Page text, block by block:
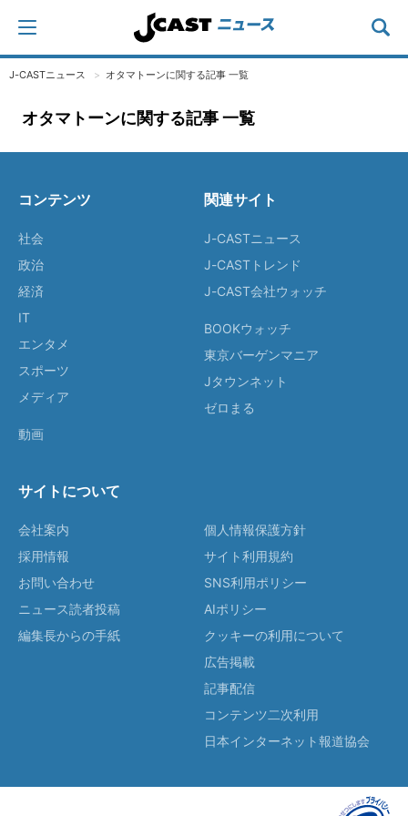
J-CASTニュース オタマトーンに関する記事 一覧
オタマトーンに関する記事 一覧
コンテンツ
社会
政治
経済
IT
エンタメ
スポーツ
メディア
動画
関連サイト
J-CASTニュース
J-CASTトレンド
J-CAST会社ウォッチ
BOOKウォッチ
東京バーゲンマニア
Jタウンネット
ゼロまる
サイトについて
会社案内
採用情報
お問い合わせ
ニュース読者投稿
編集長からの手紙
個人情報保護方針
サイト利用規約
SNS利用ポリシー
AIポリシー
クッキーの利用について
広告掲載
記事配信
コンテンツ二次利用
日本インターネット報道協会